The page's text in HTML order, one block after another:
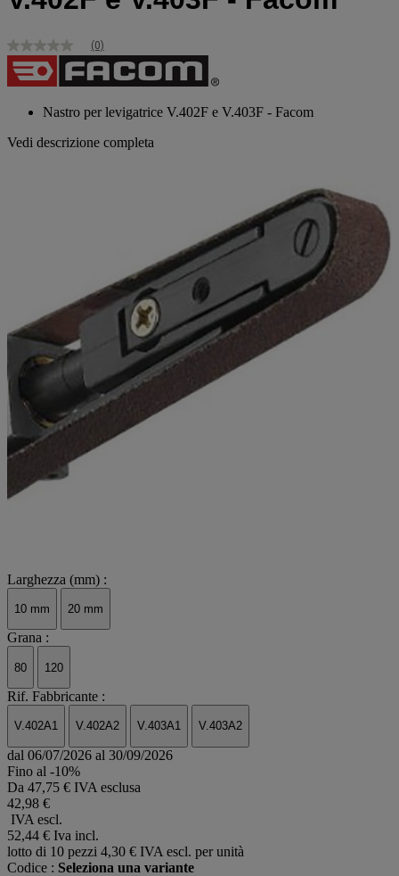
Nessuna
valutazione
Stesso
(0)
Nastro per levigatrice V.402F e V.403F - Facom
Vedi descrizione completa
Larghezza (mm) :
10 mm 20 mm
Grana :
80 120
Rif. Fabbricante :
V.402A1 V.402A2 V.403A1 V.403A2
dal 06/07/2026 al 30/09/2026
Fino al -10%
Da 47,75 € IVA esclusa
42,98 €
IVA escl.
52,44 € Iva incl.
lotto di 10 pezzi 4,30 € IVA escl. per unità
Codice : Seleziona una variante